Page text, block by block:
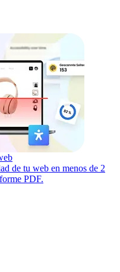
de tu web en menos de 2
PDF.